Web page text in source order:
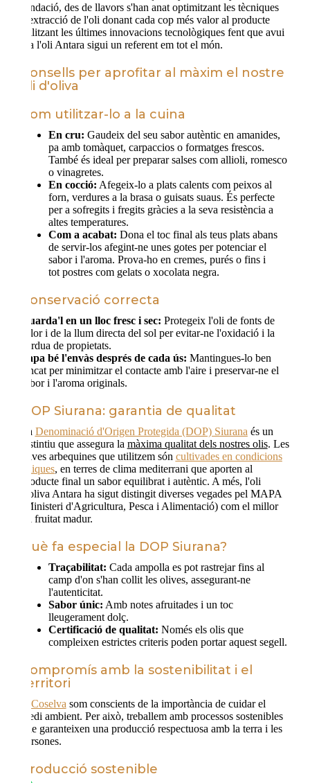
fundació, des de llavors s'han anat optimitzant les tècniques
d'extracció de l'oli donant cada cop més valor al producte
utilitzant les últimes innovacions tecnològiques fent que avui
dia l'oli Antara sigui un referent em tot el món.
Consells per aprofitar al màxim el nostre
oli d'oliva
Com utilitzar-lo a la cuina
En cru: Gaudeix del seu sabor autèntic en amanides,
pa amb tomàquet, carpaccios o formatges frescos.
També és ideal per preparar salses com allioli, romesco
o vinagretes.
En cocció: Afegeix-lo a plats calents com peixos al
forn, verdures a la brasa o guisats suaus. És perfecte
per a sofregits i fregits gràcies a la seva resistència a
altes temperatures.
Com a acabat: Dona el toc final als teus plats abans
de servir-los afegint-ne unes gotes per potenciar el
sabor i l'aroma. Prova-ho en cremes, purés o fins i
tot postres com gelats o xocolata negra.
Conservació correcta
Guarda'l en un lloc fresc i sec: Protegeix l'oli de fonts de
calor i de la llum directa del sol per evitar-ne l'oxidació i la
pèrdua de propietats.
Tapa bé l'envàs després de cada ús: Mantingues-lo ben
tancat per minimitzar el contacte amb l'aire i preservar-ne el
sabor i l'aroma originals.
DOP Siurana: garantia de qualitat
La Denominació d'Origen Protegida (DOP) Siurana és un
distintiu que assegura la màxima qualitat dels nostres olis. Les
olives arbequines que utilitzem són cultivades en condicions
úniques, en terres de clima mediterrani que aporten al
producte final un sabor equilibrat i autèntic. A més, l'oli
d'oliva Antara ha sigut distingit diverses vegades pel MAPA
(Ministeri d'Agricultura, Pesca i Alimentació) com el millor
oli fruitat madur.
Què fa especial la DOP Siurana?
Traçabilitat: Cada ampolla es pot rastrejar fins al
camp d'on s'han collit les olives, assegurant-ne
l'autenticitat.
Sabor únic: Amb notes afruitades i un toc
lleugerament dolç.
Certificació de qualitat: Només els olis que
compleixen estrictes criteris poden portar aquest segell.
Compromís amb la sostenibilitat i el
territori
Coselva som conscients de la importància de cuidar el
medi ambient. Per això, treballem amb processos sostenibles
que garanteixen una producció respectuosa amb la terra i les
persones.
Producció sostenible